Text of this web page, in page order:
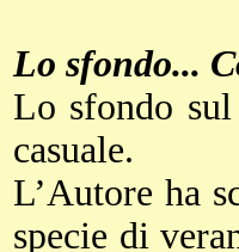
Lo sfondo...
Lo sfondo
casuale.
L’Autore ha
specie di